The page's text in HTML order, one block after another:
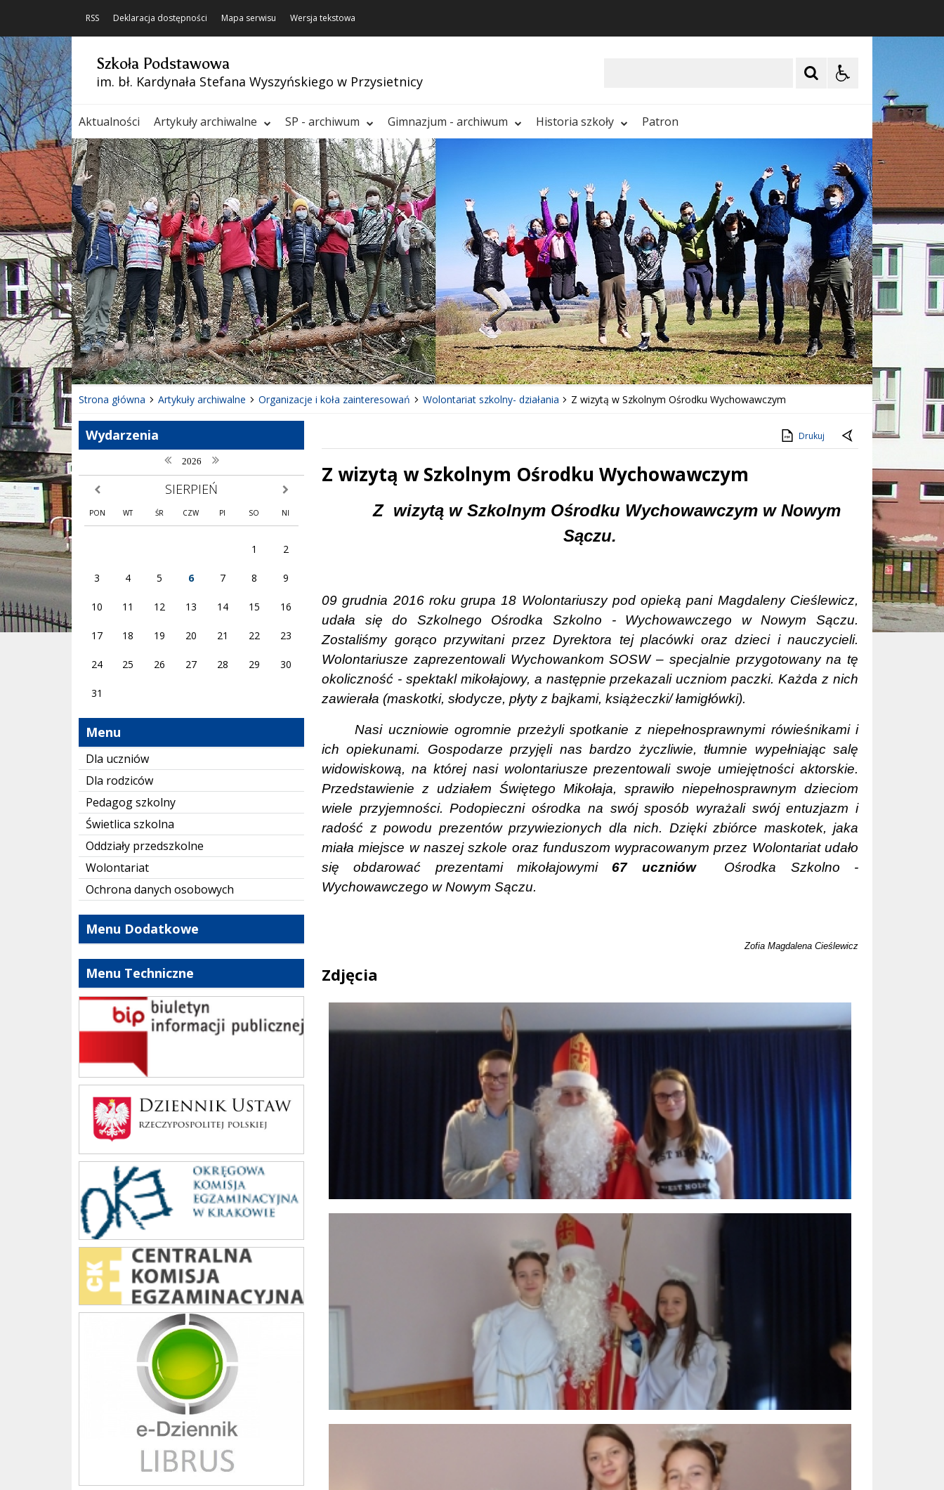
RSS Deklaracja dostępności Mapa serwisu Wersja tekstowa
Szkoła Podstawowa
im. bł. Kardynała Stefana Wyszyńskiego w Przysietnicy
Aktualności Artykuły archiwalne SP - archiwum Gimnazjum - archiwum Historia szkoły Patron
Poprzedni Element
Następny Element
❚❚
Strona główna Artykuły archiwalne Organizacje i koła zainteresowań Wolontariat szkolny- działania Z wizytą w Szkolnym Ośrodku Wychowawczym
Wydarzenia
poprzedni rok
2026 następny rok
poprzedni miesiąc SIERPIEŃ następny miesiąc
PON WT ŚR CZW PI SO NI
1 2
3 4 5 6 7 8 9
10 11 12 13 14 15 16
17 18 19 20 21 22 23
24 25 26 27 28 29 30
31
Menu
Dla uczniów
Dla rodziców
Pedagog szkolny
Świetlica szkolna
Oddziały przedszkolne
Wolontariat
Ochrona danych osobowych
Menu Dodatkowe
Menu Techniczne
bip szkoły
Dziennik Polski
oke_krakow
cke
Librus szkoła
Drukuj
Z wizytą w Szkolnym Ośrodku Wychowawczym
Z wizytą w Szkolnym Ośrodku Wychowawczym w Nowym
Sączu.
09 grudnia 2016 roku grupa 18 Wolontariuszy pod opieką pani Magdaleny Cieślewicz,
udała się do Szkolnego Ośrodka Szkolno - Wychowawczego w Nowym Sączu.
Zostaliśmy gorąco przywitani przez Dyrektora tej placówki oraz dzieci i nauczycieli.
Wolontariusze zaprezentowali Wychowankom SOSW – specjalnie przygotowany na tę
okoliczność - spektakl mikołajowy, a następnie przekazali uczniom paczki. Każda z nich
zawierała (maskotki, słodycze, płyty z bajkami, książeczki/ łamigłówki).
Nasi uczniowie ogromnie przeżyli spotkanie z niepełnosprawnymi rówieśnikami i
ich opiekunami. Gospodarze przyjęli nas bardzo życzliwie, tłumnie wypełniając salę
widowiskową, na której nasi wolontariusze prezentowali swoje umiejętności aktorskie.
Przedstawienie z udziałem Świętego Mikołaja, sprawiło niepełnosprawnym dzieciom
wiele przyjemności. Podopieczni ośrodka na swój sposób wyrażali swój entuzjazm i
radość z powodu prezentów przywiezionych dla nich. Dzięki zbiórce maskotek, jaka
miała miejsce w naszej szkole oraz funduszom wypracowanym przez Wolontariat udało
się obdarować prezentami mikołajowymi67 uczniów
Ośrodka Szkolno -
Wychowawczego w Nowym Sączu.
Zofia Magdalena Cieślewicz
Zdjęcia